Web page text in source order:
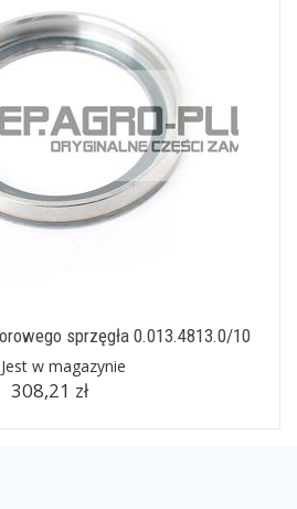
sprzęgła 0.013.4813.0/10
Jest w magazynie
308,21 zł